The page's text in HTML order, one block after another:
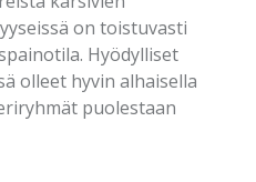
on toistuvasti
Hyödylliset
olleet hyvin alhaisella
puolestaan